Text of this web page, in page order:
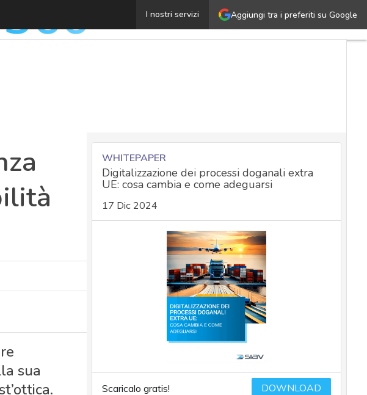
Aggiungi tra i preferiti su Google
I nostri servizi
Sistema di gestione dell’intelligenza artificiale:
sua
WHITEPAPER
Digitalizzazione dei processi doganali extra
UE: cosa cambia e come adeguarsi
17 Dic 2024
Scaricalo gratis! DOWNLOAD